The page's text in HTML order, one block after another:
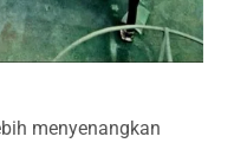
menyenangkan